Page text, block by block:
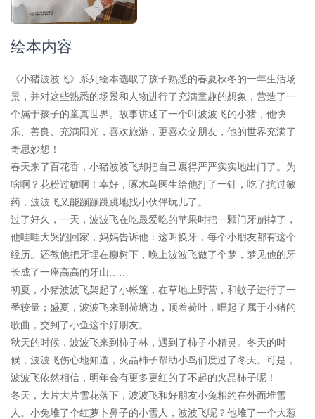
绘本内容
《小猪波波飞》系列绘本选取了孩子熟悉的春夏秋冬的一年生活场
景，并对这些熟悉的场景和人物进行了充满童趣的想象，营造了一
个属于孩子的童真世界。故事讲述了一个叫波波飞的小猪，他快
乐、善良、充满阳光，喜欢旅游，更喜欢交朋友，他的世界充满了
奇思妙想！
春天来了百花香，小猪波波飞却把自己裹得严严实实地出门了。为
啥啊？花粉过敏啊！幸好，啄木鸟医生给他打了一针，吃了抗过敏
药，波波飞又能蹦蹦跳跳地找小伙伴玩儿了。
过了好久，一天，波波飞在吃最爱吃的苹果时把一颗门牙崩掉了，
他哇哇大哭跑回家，妈妈告诉他：这叫换牙，每个小朋友都有这个
经历。还教他把牙埋在柳树下，晚上波波飞做了个梦，梦见他的牙
长成了一座高高的牙山……
初夏，小猪波波飞架起了小帐篷，在草地上野营，和蚊子进行了一
番较量；盛夏，波波飞来到荷塘边，顶着荷叶，唱起了属于小猪的
歌曲，交到了小鱼这个好朋友。
秋天的时候，波波飞来到柿子林，遇到了柿子小精灵。冬天的时
候，波波飞伤心地知道，火晶柿子帮助小鸟们度过了冬天。可是，
波波飞依然相信，明年会有更多更红的了不起的火晶柿子呢！
冬天，大片大片雪花落下，波波飞和好朋友小兔相约在外面堆雪
人。小兔堆了个红萝卜鼻子的小雪人，波波飞呢？他堆了一个大葱